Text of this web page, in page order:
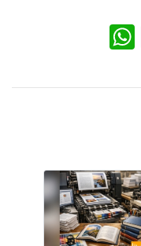
WhatsApp